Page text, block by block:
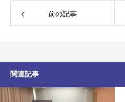
前の記事
関連記事